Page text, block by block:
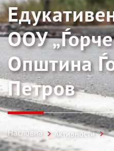
ООУ
Општина
Петров
Насловна Активности